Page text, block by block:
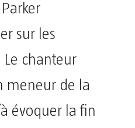
sur les
chanteur
meneur de la
évoquer la fin